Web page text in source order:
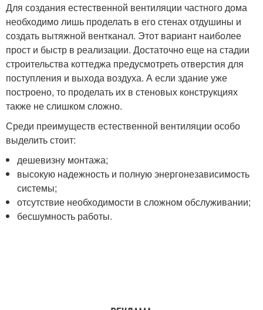
Для создания естественной вентиляции частного дома
необходимо лишь проделать в его стенах отдушины и
создать вытяжной вентканал. Этот вариант наиболее
прост и быстр в реализации. Достаточно еще на стадии
строительства коттеджа предусмотреть отверстия для
поступления и выхода воздуха. А если здание уже
построено, то проделать их в стеновых конструкциях
также не слишком сложно.
Среди преимуществ естественной вентиляции особо
выделить стоит:
дешевизну монтажа;
высокую надежность и полную энергонезависимость
системы;
отсутствие необходимости в сложном обслуживании;
бесшумность работы.